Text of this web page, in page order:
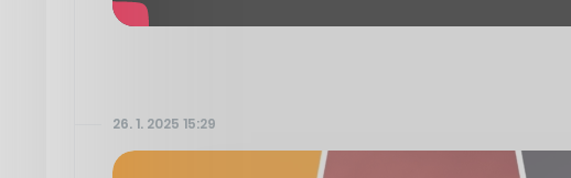
26. 1. 2025 15:29